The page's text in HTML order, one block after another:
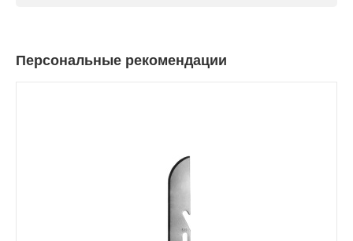
Персональные рекомендации